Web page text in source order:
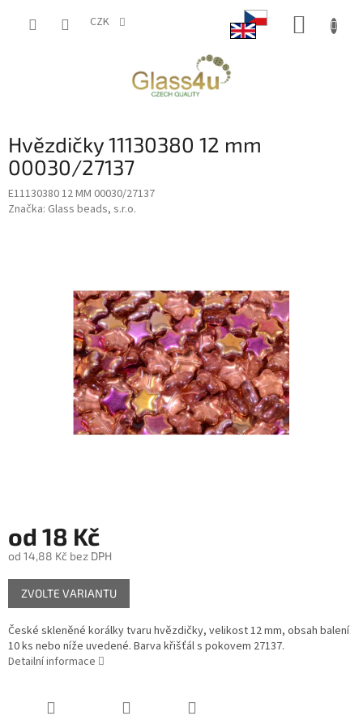
CZK
Hvězdičky 11130380 12 mm
00030/27137
E11130380 12 MM 00030/27137
Značka: Glass beads, s.r.o.
od 18 Kč
od 14,88 Kč bez DPH
Měrná
cena:
ZVOLTE VARIANTU
České skleněné korálky tvaru hvězdičky, velikost 12 mm, obsah balení
10 ks nebo níže uvedené. Barva křišťál s pokovem 27137.
Detailní informace